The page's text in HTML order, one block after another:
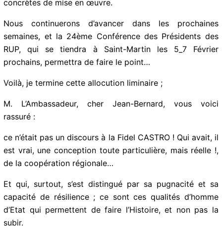
plusieurs projets stratégiques conjoints avec une ligne
budgétaire dédiée, au sein des PO par bassin.
Elle impliquera, en revanche, des efforts de
coordination importants pour la rédaction des futurs
programmes et nécessitera des clarifications quant à
ses modalités concrètes de mise en œuvre.
Nous continuerons d’avancer dans les prochaines
semaines, et la 24ème Conférence des Présidents des
prochains, permettra de faire le point…
Voilà, je termine cette allocution liminaire ;
M. L’Ambassadeur, cher Jean-Bernard, vous voici
rassuré :
ce n’était pas un discours à la Fidel CASTRO ! Qui
avait, il est vrai, une conception toute particulière,